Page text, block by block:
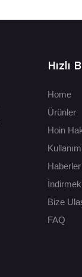
Hızlı
Home
Ürünler
Hoin
Haberler
İndirmek
Bize
FAQ